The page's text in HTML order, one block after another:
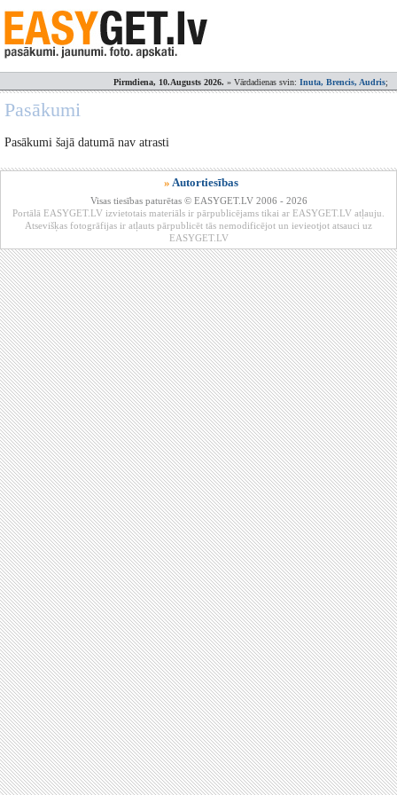
Pirmdiena, 10.Augusts 2026. » Vārdadienas svin: Inuta, Brencis, Audris;
Pasākumi
Pasākumi šajā datumā nav atrasti
» Autortiesības
Visas tiesības paturētas © EASYGET.LV 2006 - 2026
Portālā EASYGET.LV izvietotais materiāls ir pārpublicējams tikai ar EASYGET.LV atļauju.
Atsevišķas fotogrāfijas ir atļauts pārpublicēt tās nemodificējot un ievieotjot atsauci uz
EASYGET.LV